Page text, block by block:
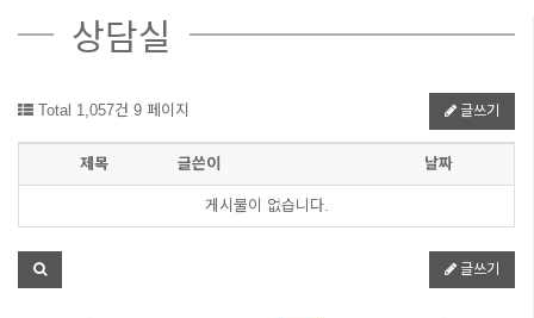
상담실
Total 1,057건 9 페이지 글쓰기
제목 글쓴이 날짜
게시물이 없습니다.
글쓰기